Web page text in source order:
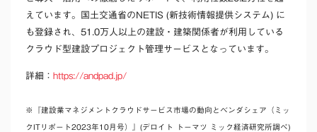
えています。国土交通省のNETIS (新技術情報提供システム) に
も登録され、51.0万人以上の建設・建築関係者が利用している
クラウド型建設プロジェクト管理サービスとなっています。
詳細： https://andpad.jp/
※『建設業マネジメントクラウドサービス市場の動向とベンダシェア（ミッ
クITリポート2023年10月号）』(デロイト トーマツ ミック経済研究所調べ)